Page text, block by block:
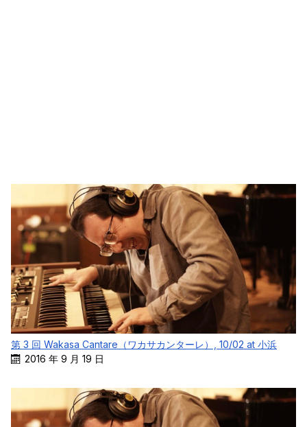
第 3 回 Wakasa Cantare（ワカサカンターレ）, 10/02 at 小浜
2016 年 9 月 19 日